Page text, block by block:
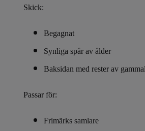
Skick:
Begagnat
Synliga spår av ålder
Baksidan med rester av
Passar för:
Frimärks samlare